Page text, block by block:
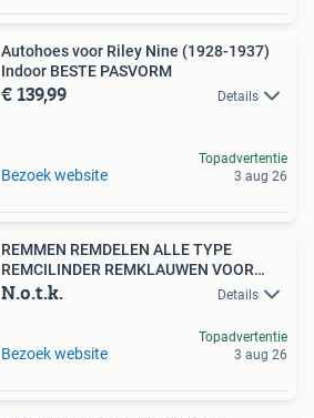
Autohoes voor Riley Nine (1928-1937)
Indoor BESTE PASVORM
€ 139,99 Details
Bezoek website
Topadvertentie
3 aug 26
REMMEN REMDELEN ALLE TYPE
REMCILINDER REMKLAUWEN VOOR
BUICK
N.o.t.k. Details
Bezoek website
Topadvertentie
3 aug 26